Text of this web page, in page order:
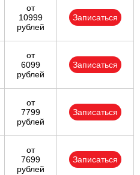
от
10999
рублей
Записаться
от
6099
рублей
Записаться
от
7799
рублей
Записаться
от
7699
рублей
Записаться